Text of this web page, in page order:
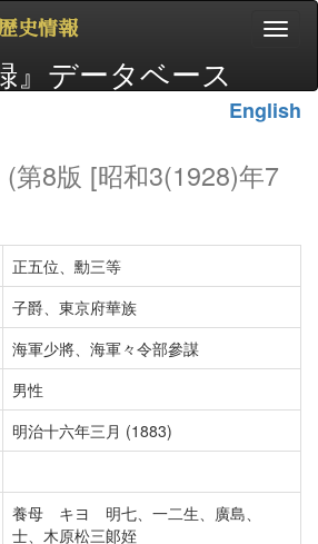
史情報
』データベース
English
(第8版 [昭和3(1928)年7
正五位、勳三等
子爵、東京府華族
海軍少將、海軍々令部參謀
男性
明治十六年三月 (1883)
養母 キヨ 明七、一二生、廣島、
士、木原松三郞姪